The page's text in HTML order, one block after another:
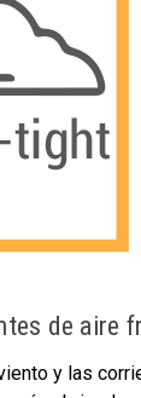
de aire
y las